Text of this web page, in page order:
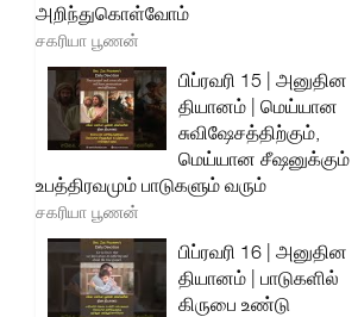
அறிந்துகொள்வோம்
சகரியா பூணன்
பிப்ரவரி 15 | அனுதின
தியானம் | மெய்யான
சுவிஷேசத்திற்கும்,
மெய்யான சீஷனுக்கும்
உபத்திரவமும் பாடுகளும் வரும்
சகரியா பூணன்
பிப்ரவரி 16 | அனுதின
தியானம் | பாடுகளில்
கிருபை உண்டு